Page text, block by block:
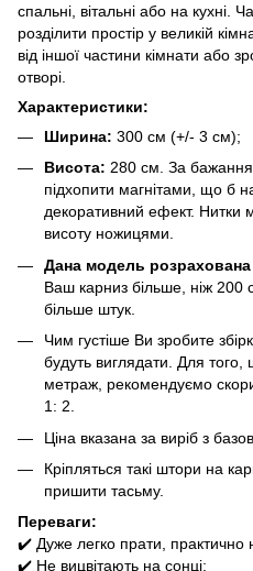
спальні, вітальні або на кухні.
розділити простір у великій
від іншої частини кімнати або
отворі.
Характеристики:
Ширина: 300 см (+/- 3 см);
Висота: 280 см. За
підхопити магнітами, що б
декоративний ефект. Нитки
висоту ножицями.
Дана модель розрахована
Ваш карниз більше, ніж 200
більше штук.
Чим густіше Ви зробите
будуть виглядати. Для того,
метраж, рекомендуємо
1: 2.
Ціна вказана за виріб з
Кріпляться такі штори на
пришити тасьму.
Переваги:
✔️ Дуже легко прати, практично
✔️ Не вицвітають на сонці;